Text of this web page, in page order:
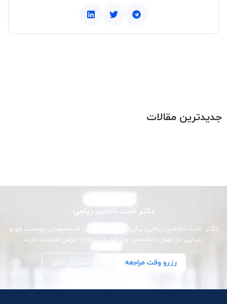
جدیدترین مقالات
دکتر نابت تاجمیر ریاحی
دکتر نابت تاجمیر ریاحی، یکی از برجسته‌ترین متخصصان پوست، مو و
زیبایی در تهران، تخصص ویژه‌ای در درمان جوش صورت دارند
رزرو وقت مراجعه پرسش از دکتر